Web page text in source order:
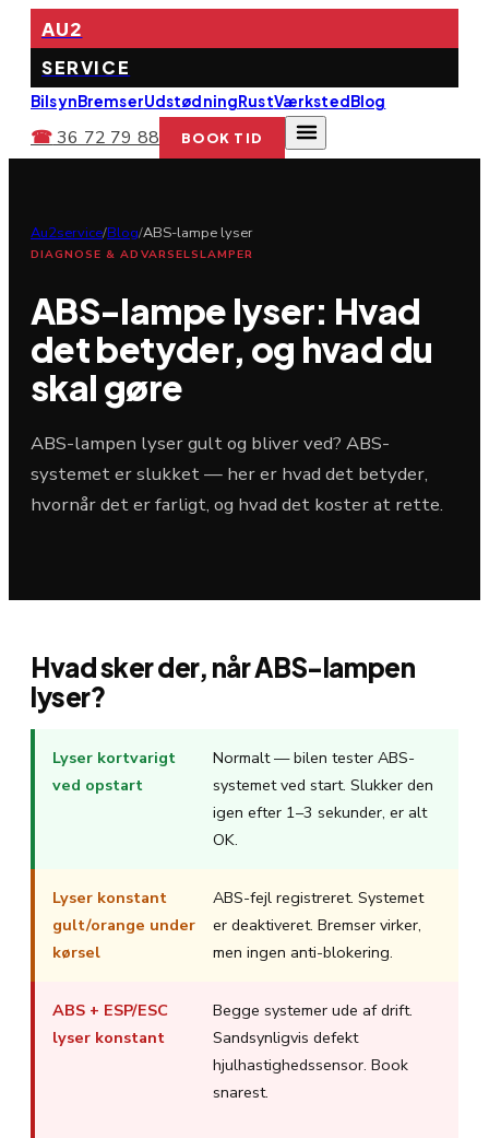
AU2
SERVICE
BilsynBremserUdstødningRustVærkstedBlog
☎36 72 79 88 BOOK TID
Au2service/Blog/ABS-lampe lyser
DIAGNOSE & ADVARSELSLAMPER
ABS-lampe lyser: Hvad
det betyder, og hvad du
skal gøre
ABS-lampen lyser gult og bliver ved? ABS-
systemet er slukket — her er hvad det betyder,
hvornår det er farligt, og hvad det koster at rette.
Hvad sker der, når ABS-lampen
lyser?
Lyser kortvarigt
ved opstart
Normalt — bilen tester ABS-
systemet ved start. Slukker den
igen efter 1–3 sekunder, er alt
OK.
Lyser konstant
gult/orange under
kørsel
ABS-fejl registreret. Systemet
er deaktiveret. Bremser virker,
men ingen anti-blokering.
ABS + ESP/ESC
lyser konstant
Begge systemer ude af drift.
Sandsynligvis defekt
hjulhastighedssensor. Book
snarest.